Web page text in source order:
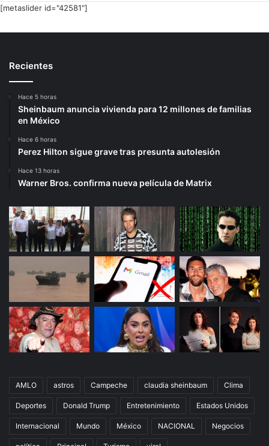
[metaslider id="42581"]
Recientes
Hace 5 horas
Sheinbaum anuncia vivienda para 12 millones de familias
en México
Hace 6 horas
Perez Hilton sigue grave tras presunta autolesión
Hace 13 horas
Warner Bros. confirma nueva película de Matrix
AMLO astros Campeche claudia sheinbaum Clima
Deportes Donald Trump Entretenimiento Estados Unidos
Internacional Mundo México NACIONAL Negocios